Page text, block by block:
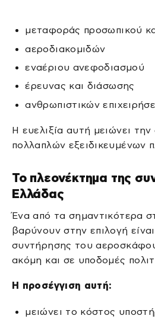
μεταφοράς προσωπικού
αεροδιακομιδών
εναέριου ανεφοδιασμού
έρευνας και διάσωσης
ανθρωπιστικών
Η ευελιξία αυτή μειώνει
πολλαπλών εξειδικευμένων
Το πλεονέκτημα της
Ελλάδας
Ένα από τα σημαντικότερα
βαρύνουν στην επιλογή
συντήρησης του
ακόμη και σε υποδομές
Η προσέγγιση αυτή:
μειώνει το κόστος